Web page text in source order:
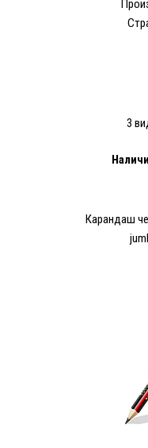
3
Карандаш